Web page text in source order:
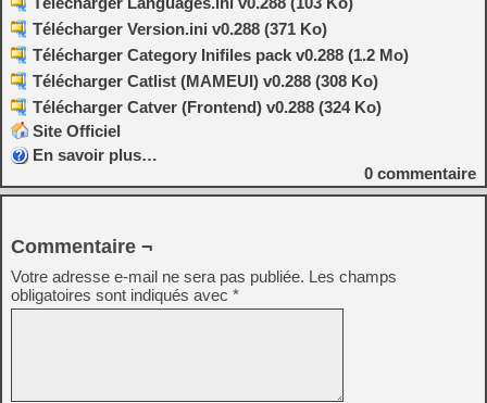
Télécharger Version.ini v0.288 (371 Ko)
Télécharger Category Inifiles pack v0.288 (1.2 Mo)
Télécharger Catlist (MAMEUI) v0.288 (308 Ko)
Télécharger Catver (Frontend) v0.288 (324 Ko)
Site Officiel
En savoir plus…
0 commentaire
Commentaire ¬
Votre adresse e-mail ne sera pas publiée. Les champs
obligatoires sont indiqués avec *